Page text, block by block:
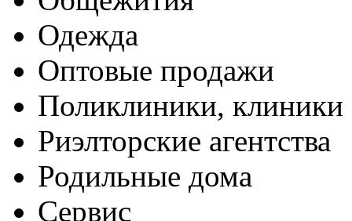
Одежда
Оптовые продажи
Поликлиники, клиники
Риэлторские агентства
Родильные дома
Сервис